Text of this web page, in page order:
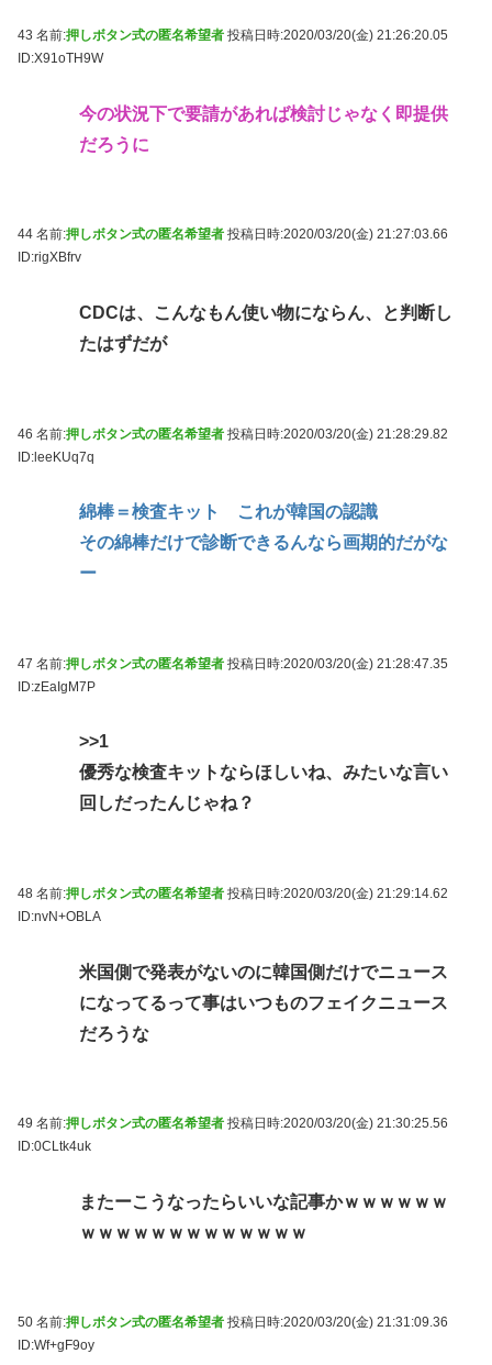
43 名前:押しボタン式の匿名希望者 投稿日時:2020/03/20(金) 21:26:20.05
ID:X91oTH9W
今の状況下で要請があれば検討じゃなく即提供
だろうに
44 名前:押しボタン式の匿名希望者 投稿日時:2020/03/20(金) 21:27:03.66
ID:rigXBfrv
CDCは、こんなもん使い物にならん、と判断し
たはずだが
46 名前:押しボタン式の匿名希望者 投稿日時:2020/03/20(金) 21:28:29.82
ID:leeKUq7q
綿棒＝検査キット これが韓国の認識
その綿棒だけで診断できるんなら画期的だがな
ー
47 名前:押しボタン式の匿名希望者 投稿日時:2020/03/20(金) 21:28:47.35
ID:zEaIgM7P
>>1
優秀な検査キットならほしいね、みたいな言い
回しだったんじゃね？
48 名前:押しボタン式の匿名希望者 投稿日時:2020/03/20(金) 21:29:14.62
ID:nvN+OBLA
米国側で発表がないのに韓国側だけでニュース
になってるって事はいつものフェイクニュース
だろうな
49 名前:押しボタン式の匿名希望者 投稿日時:2020/03/20(金) 21:30:25.56
ID:0CLtk4uk
またーこうなったらいいな記事かｗｗｗｗｗｗ
ｗｗｗｗｗｗｗｗｗｗｗｗｗ
50 名前:押しボタン式の匿名希望者 投稿日時:2020/03/20(金) 21:31:09.36
ID:Wf+gF9oy